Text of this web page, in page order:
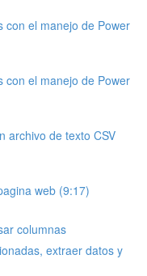
con el manejo de Power
con el manejo de Power
archivo de texto CSV
web (9:17)
columnas
extraer datos y